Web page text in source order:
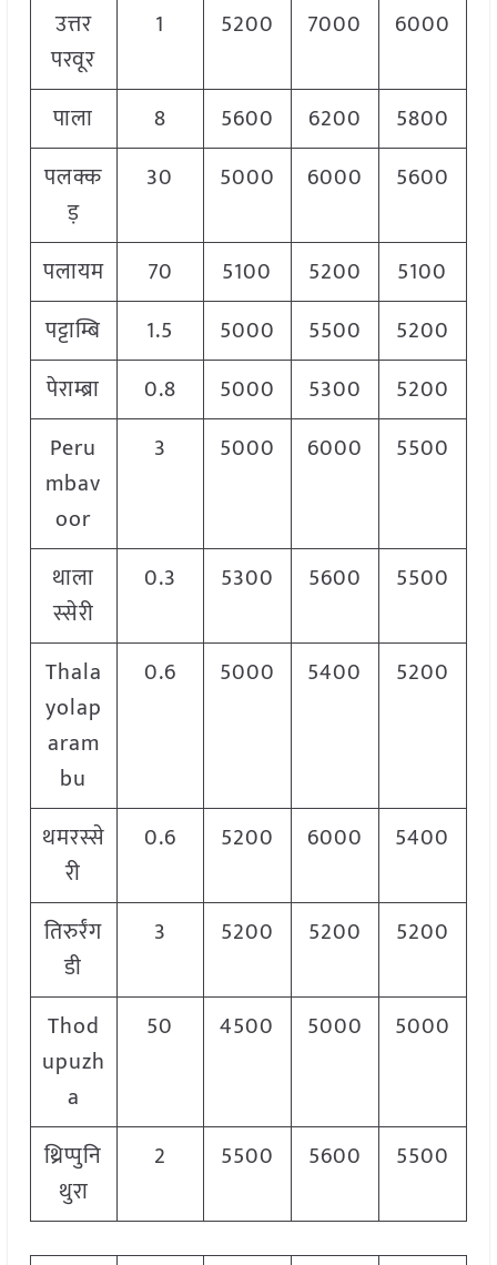
उत्तर
परवूर
1 5200 7000 6000
पाला 8 5600 6200
5800
पलक्क
ड़
30 5000 6000 5600
पलायम 70 5100 5200
5100
पट्टाम्बि
1.5 5000 5500
5200
पेराम्ब्रा
0.8 5000 5300
5200
Peru
mbav
oor
3 5000 6000 5500
थाला
स्सेरी
0.3 5300 5600 5500
Thala
yolap
aram
bu
0.6 5000 5400 5200
थमरस्से
री
0.6 5200 6000 5400
तिरुर्रंग
डी
3 5200 5200 5200
Thod
upuzh
a
50 4500 5000 5000
थ्रिप्पुनि
थुरा
2 5500 5600 5500